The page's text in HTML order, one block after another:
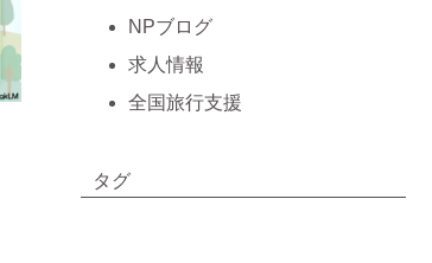
NPブログ
求人情報
全国旅行支援
タグ